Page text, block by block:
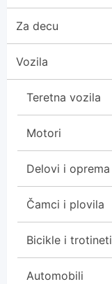
Za decu
Vozila
Teretna vozila
Motori
Delovi i oprema
Čamci i plovila
Bicikle i trotineti
Automobili